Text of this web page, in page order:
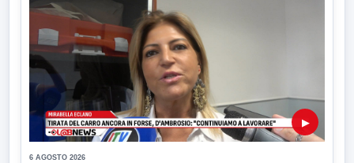
▶
6 AGOSTO 2026